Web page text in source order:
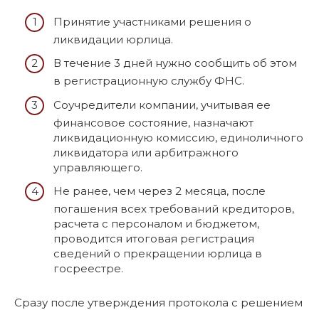
Принятие участниками решения о
ликвидации юрлица.
В течение 3 дней нужно сообщить об этом
в регистрационную службу ФНС.
Соучредители компании, учитывая ее
финансовое состояние, назначают
ликвидационную комиссию, единоличного
ликвидатора или арбитражного
управляющего.
Не ранее, чем через 2 месяца, после
погашения всех требований кредиторов,
расчета с персоналом и бюджетом,
проводится итоговая регистрация
сведений о прекращении юрлица в
госреестре.
Сразу после утверждения протокола с решением